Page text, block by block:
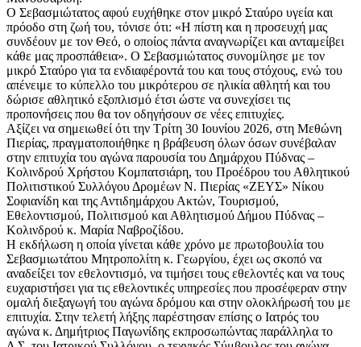
Ο Σεβασμιώτατος αφού ευχήθηκε στον μικρό Σταύρο υγεία και
πρόοδο στη ζωή του, τόνισε ότι: «Η πίστη και η προσευχή μας
συνδέουν με τον Θεό, ο oποίος πάντα αναγνωρίζει και ανταμείβει
κάθε μας προσπάθεια». O Σεβασμιώτατος συνομίλησε με τον
μικρό Σταύρο για τα ενδιαφέροντά του και τους στόχους, ενώ του
απένειμε το κύπελλο του μικρότερου σε ηλικία αθλητή και του
δώρισε αθλητικό εξοπλισμό έτσι ώστε να συνεχίσει τις
προπονήσεις που θα τον οδηγήσουν σε νέες επιτυχίες.
Αξίζει να σημειωθεί ότι την Τρίτη 30 Ιουνίου 2026, στη Μεθώνη
Πιερίας, πραγματοποιήθηκε η βράβευση όλων όσων συνέβαλαν
στην επιτυχία του αγώνα παρουσία του Δημάρχου Πύδνας –
Κολινδρού Χρήστου Κομπατσιάρη, του Προέδρου του Αθλητικού
Πολιτιστικού Συλλόγου Δρομέων Ν. Πιερίας «ΖΕΥΣ» Νίκου
Σοφιανίδη και της Αντιδημάρχου Ακτών, Τουρισμού,
Εθελοντισμού, Πολιτισμού και Αθλητισμού Δήμου Πύδνας –
Κολινδρού κ. Μαρία Ναβροζίδου.
Η εκδήλωση η οποία γίνεται κάθε χρόνο με πρωτοβουλία του
Σεβασμιωτάτου Μητροπολίτη κ. Γεωργίου, έχει ως σκοπό να
αναδείξει τον εθελοντισμό, να τιμήσει τους εθελοντές και να τους
ευχαριστήσει για τις εθελοντικές υπηρεσίες που προσέφεραν στην
ομαλή διεξαγωγή του αγώνα δρόμου και στην ολοκλήρωσή του με
επιτυχία. Στην τελετή λήξης παρέστησαν επίσης ο Ιατρός του
αγώνα κ. Δημήτριος Παγωνίδης εκπροσωπώντας παράλληλα το